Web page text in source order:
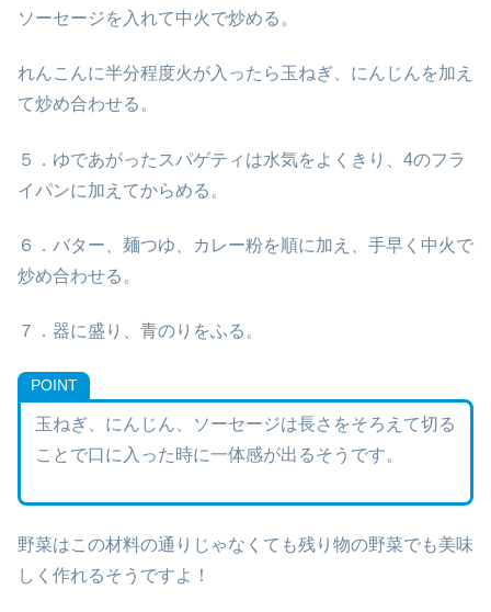
ソーセージを入れて中火で炒める。
れんこんに半分程度火が入ったら玉ねぎ、にんじんを加え
て炒め合わせる。
５．ゆであがったスパゲティは水気をよくきり、4のフラ
イパンに加えてからめる。
６．バター、麺つゆ、カレー粉を順に加え、手早く中火で
炒め合わせる。
７．器に盛り、青のりをふる。
POINT
玉ねぎ、にんじん、ソーセージは長さをそろえて切る
ことで口に入った時に一体感が出るそうです。
野菜はこの材料の通りじゃなくても残り物の野菜でも美味
しく作れるそうですよ！